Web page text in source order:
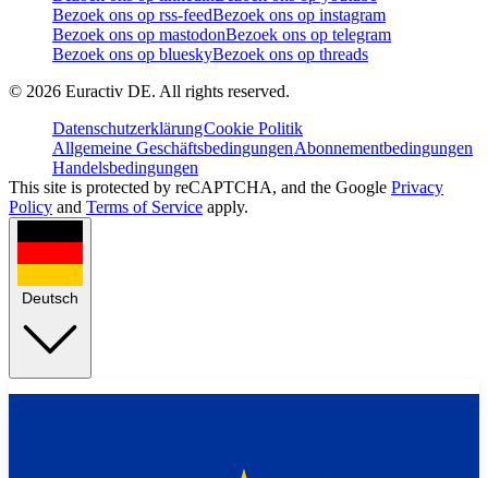
Bezoek ons op rss-feedBezoek ons op instagram
Bezoek ons op mastodonBezoek ons op telegram
Bezoek ons op blueskyBezoek ons op threads
© 2026 Euractiv DE. All rights reserved.
DatenschutzerklärungCookie Politik
Allgemeine GeschäftsbedingungenAbonnementbedingungen
Handelsbedingungen
This site is protected by reCAPTCHA, and the Google Privacy
Policy and Terms of Service apply.
Deutsch